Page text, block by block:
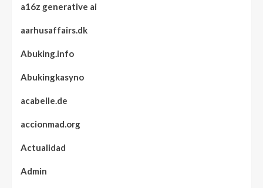
a16z generative ai
aarhusaffairs.dk
Abuking.info
Abukingkasyno
acabelle.de
accionmad.org
Actualidad
Admin